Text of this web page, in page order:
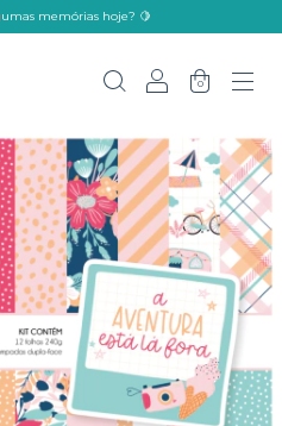
memórias hoje? 🍋
0